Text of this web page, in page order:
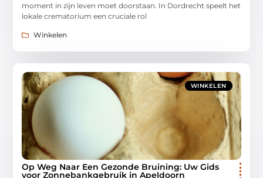
moment in zijn leven moet doorstaan. In Dordrecht speelt het
lokale crematorium een cruciale rol
Winkelen
WINKELEN
Op Weg Naar Een Gezonde Bruining: Uw Gids
voor Zonnebankgebruik in Apeldoorn